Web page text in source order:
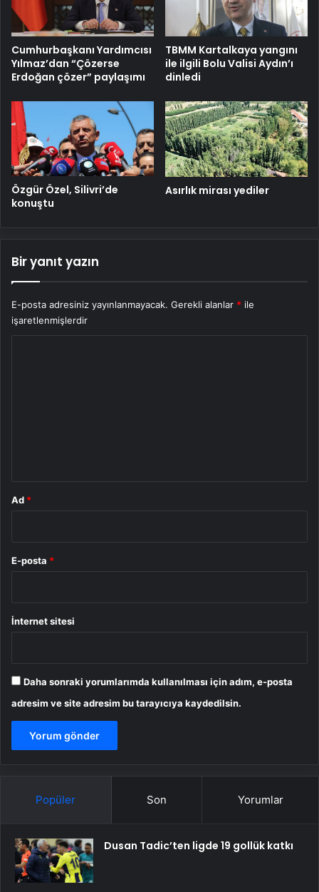
Cumhurbaşkanı Yardımcısı
Yılmaz’dan “Çözerse
Erdoğan çözer” paylaşımı
TBMM Kartalkaya yangını
ile ilgili Bolu Valisi Aydın’ı
dinledi
Özgür Özel, Silivri’de
konuştu
Asırlık mirası yediler
Bir yanıt yazın
E-posta adresiniz yayınlanmayacak. Gerekli alanlar * ile
işaretlenmişlerdir
Ad *
E-posta *
İnternet sitesi
Daha sonraki yorumlarımda kullanılması için adım, e-posta
adresim ve site adresim bu tarayıcıya kaydedilsin.
Popüler Son Yorumlar
Dusan Tadic’ten ligde 19 gollük katkı